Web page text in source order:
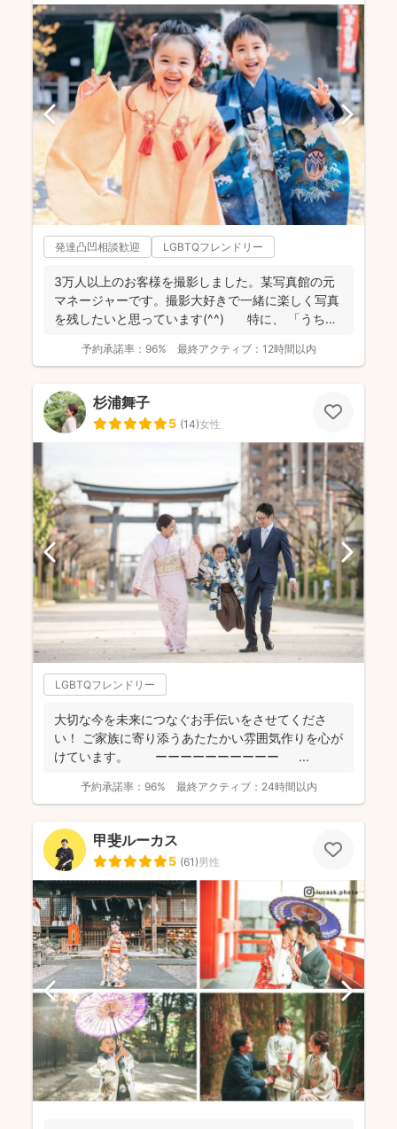
発達凸凹相談歓迎 LGBTQフレンドリー
3万人以上のお客様を撮影しました。某写真館の元
マネージャーです。撮影大好きで一緒に楽しく写真
を残したいと思っています(^^) 特に、 「うち
予約承諾率： 96% 最終アクティブ： 12時間以内
杉浦舞子
5 (14)女性
LGBTQフレンドリー
大切な今を未来につなぐお手伝いをさせてくださ
い！ ご家族に寄り添うあたたかい雰囲気作りを心が
けています。 ーーーーーーーーーー ...
予約承諾率： 96% 最終アクティブ： 24時間以内
甲斐ルーカス
5 (61)男性